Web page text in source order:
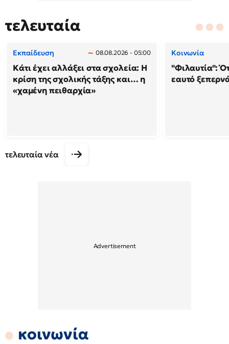
τελευταία
Εκπαίδευση 08.08.2026 - 05:00
Κάτι έχει αλλάξει στα σχολεία: H
κρίση της σχολικής τάξης και… η
«χαμένη πειθαρχία»
Κοινωνία
"Φιλαυτία":
εαυτό
τελευταία νέα
κοινωνία